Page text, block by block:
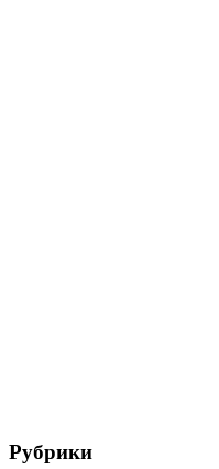
Рубрики